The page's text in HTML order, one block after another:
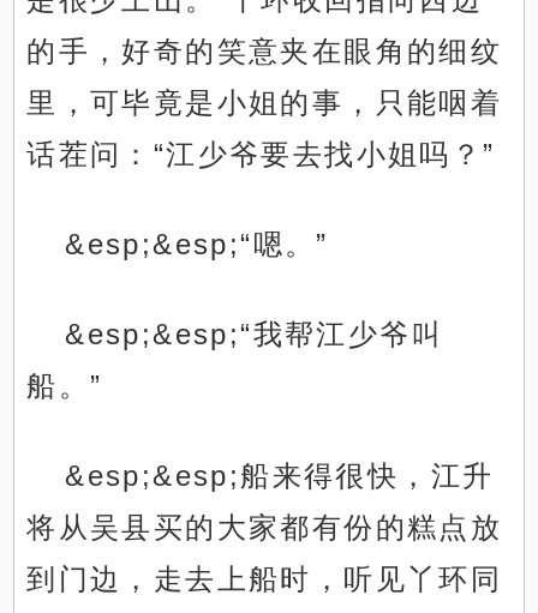
的手，好奇的笑意夹在眼角的细纹
里，可毕竟是小姐的事，只能咽着
话茬问：“江少爷要去找小姐吗？”
&esp;&esp;“嗯。”
&esp;&esp;“我帮江少爷叫
船。”
&esp;&esp;船来得很快，江升
将从吴县买的大家都有份的糕点放
到门边，走去上船时，听见丫环同